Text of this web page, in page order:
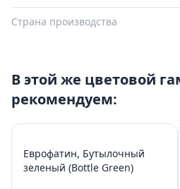
Страна производства
В этой же цветовой
рекомендуем:
Еврофатин, Бутылочный
зеленый (Bottle Green)